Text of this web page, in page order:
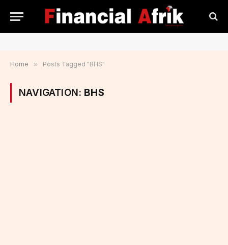
Home » Posts Tagged "BHS"
NAVIGATION: BHS